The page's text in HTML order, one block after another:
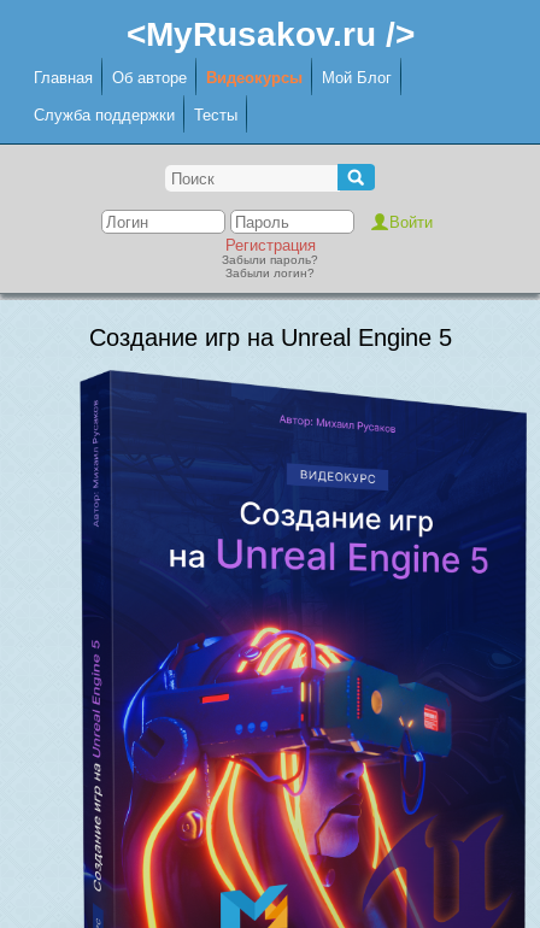
<MyRusakov.ru />
Главная Об авторе Видеокурсы Мой Блог
Служба поддержки Тесты
Регистрация
Забыли пароль?
Забыли логин?
Создание игр на Unreal Engine 5